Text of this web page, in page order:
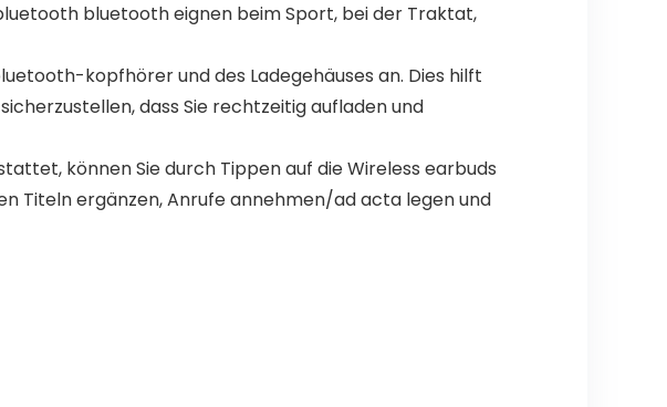
bluetooth eignen beim Sport, bei der Traktat,
kopfhörer und des Ladegehäuses an. Dies hilft
dass Sie rechtzeitig aufladen und
können Sie durch Tippen auf die Wireless earbuds
Titeln ergänzen, Anrufe annehmen/ad acta legen und